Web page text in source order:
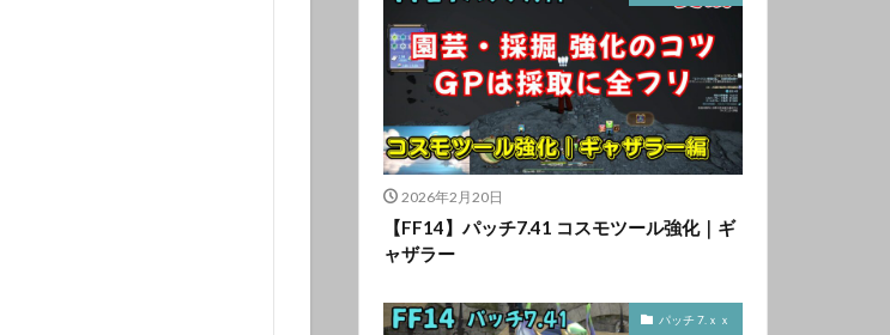
2026年2月20日
【FF14】パッチ7.41 コスモツール強化｜ギ
ャザラー
パッチ 7.ｘｘ